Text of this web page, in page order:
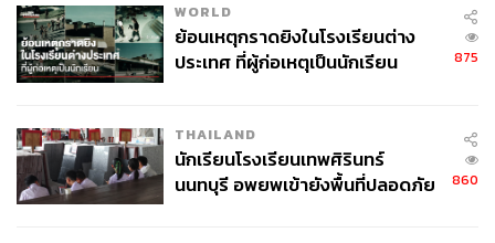
แพทองธาร ชินวัตร เดินทางกลับ
ต่อ
ภาพ:ณาฌารัฐ ภักดีอาสา
นอกจากนี้เนื้อหาส่วนใหญ่ที่ทำให้แพทองธาร ลุกขึ้นชี้แจง
WORLD
ย้อนเหตุกราดยิงในโรงเรียนต่าง
ประเทศ ที่ผู้ก่อเหตุเป็นนักเรียน
875
THAILAND
นักเรียนโรงเรียนเทพศิรินทร์
นนทบุรี อพยพเข้ายังพื้นที่ปลอดภัย
860